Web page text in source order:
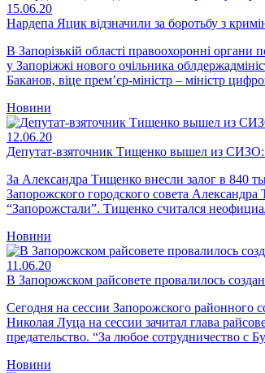
15.06.20
Нардепа Яцик відзначили за боротьбу з
В Запорізькій області правоохоронні
у Запоріжжі нового очільника
Баканов, віце прем’єр-міністр – міністр
Новини
12.06.20
Депутат-взяточник Тищенко вышел из СИЗО:
За Александра Тищенко внесли залог в 840
Запорожского городского совета
“Запорожстали”. Тищенко считался
Новини
11.06.20
В Запорожском райсовете провалилось
Сегодня на сессии Запорожского
Николая Луца на сессии зачитал глава
предательство. “За любое сотрудничество
Новини